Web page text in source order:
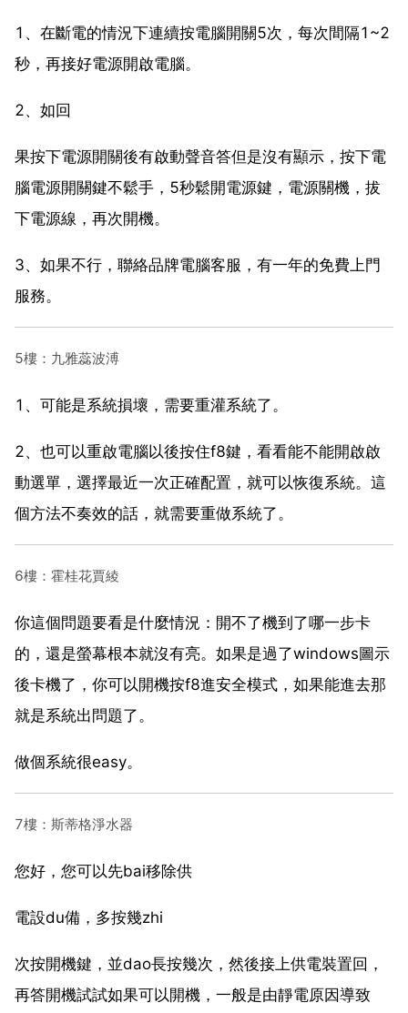
1、在斷電的情況下連續按電腦開關5次，每次間隔1~2
秒，再接好電源開啟電腦。
2、如回
果按下電源開關後有啟動聲音答但是沒有顯示，按下電
腦電源開關鍵不鬆手，5秒鬆開電源鍵，電源關機，拔
下電源線，再次開機。
3、如果不行，聯絡品牌電腦客服，有一年的免費上門
服務。
5樓：九雅蕊波溥
1、可能是系統損壞，需要重灌系統了。
2、也可以重啟電腦以後按住f8鍵，看看能不能開啟啟
動選單，選擇最近一次正確配置，就可以恢復系統。這
個方法不奏效的話，就需要重做系統了。
6樓：霍桂花賈綾
你這個問題要看是什麼情況：開不了機到了哪一步卡
的，還是螢幕根本就沒有亮。如果是過了windows圖示
後卡機了，你可以開機按f8進安全模式，如果能進去那
就是系統出問題了。
做個系統很easy。
7樓：斯蒂格淨水器
您好，您可以先bai移除供
電設du備，多按幾zhi
次按開機鍵，並dao長按幾次，然後接上供電裝置回，
再答開機試試如果可以開機，一般是由靜電原因導致